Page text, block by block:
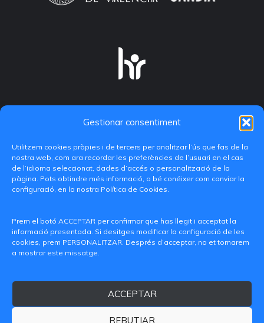
Gestionar consentiment
Utilitzem cookies pròpies i de tercers per analitzar l’ús que fas de la
nostra web, com ara recordar les preferències de l’usuari en el cas
de l’idioma seleccionat, dades d’accés o personalització de la
pàgina. Pots obtindre més informació, o bé conéixer com canviar la
configuració, en la nostra Política de Cookies.
Prem el botó ACCEPTAR per confirmar que has llegit i acceptat la
informació presentada. Si desitges modificar la configuració de les
cookies, prem PERSONALITZAR. Després d’acceptar, no et tornarem
a mostrar este missatge.
ACCEPTAR
REBUTJAR
C/ Paranimf, 1 - 46730 Grau de Gandia
+34 962849333
Avís legalPolítica de privacitat